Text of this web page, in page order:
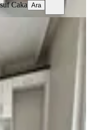
Caka Ara
Doğuş Yanı 135
Arakat Daire
14.05.2026